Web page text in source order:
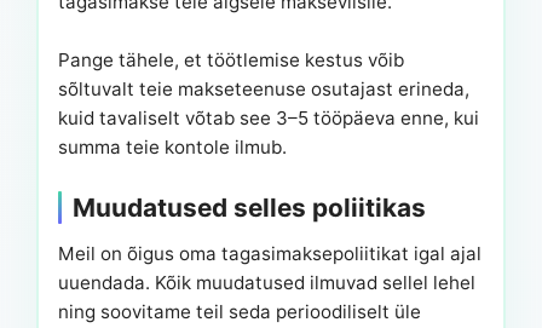
Pange tähele, et töötlemise kestus võib
sõltuvalt teie makseteenuse osutajast erineda,
kuid tavaliselt võtab see 3–5 tööpäeva enne, kui
summa teie kontole ilmub.
Muudatused selles poliitikas
Meil on õigus oma tagasimaksepoliitikat igal ajal
uuendada. Kõik muudatused ilmuvad sellel lehel
ning soovitame teil seda perioodiliselt üle